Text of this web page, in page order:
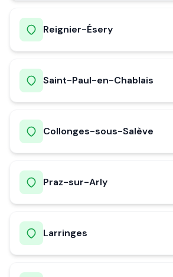
Reignier-Ésery
Saint-Paul-en-Chablais
Collonges-sous-Salève
Praz-sur-Arly
Larringes